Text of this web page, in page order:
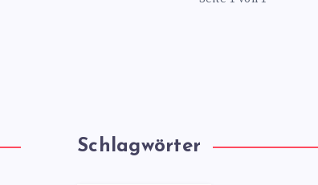
Schlagwörter